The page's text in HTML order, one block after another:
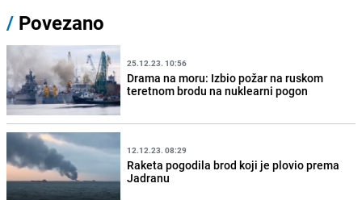
/ Povezano
25.12.23. 10:56
Drama na moru: Izbio požar na ruskom
teretnom brodu na nuklearni pogon
12.12.23. 08:29
Raketa pogodila brod koji je plovio prema
Jadranu